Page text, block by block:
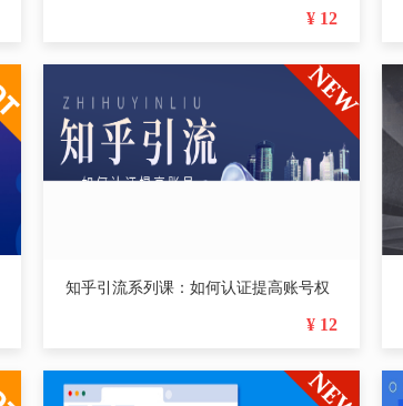
¥ 12
知乎引流系列课：如何认证提高账号权
¥ 12